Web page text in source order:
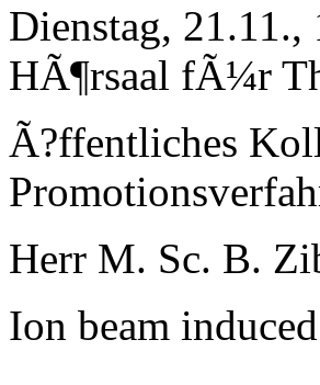
Dienstag, 21.11.,
HÃ¶rsaal fÃ¼r
Ã?ffentliches
Herr M. Sc. B.
Ion beam